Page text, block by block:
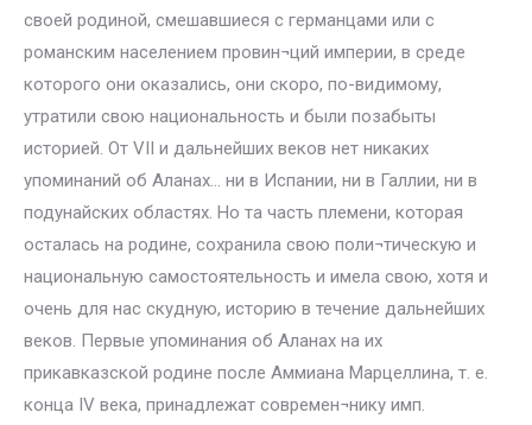
своей родиной, смешавшиеся с германцами или с
романским населением провин¬ций империи, в среде
которого они оказались, они скоро, по-видимому,
утратили свою национальность и были позабыты
историей. От VII и дальнейших веков нет никаких
упоминаний об Аланах… ни в Испании, ни в Галлии, ни в
подунайских областях. Но та часть племени, которая
осталась на родине, сохранила свою поли¬тическую и
национальную самостоятельность и имела свою, хотя и
очень для нас скудную, историю в течение дальнейших
веков. Первые упоминания об Аланах на их
прикавказской родине после Аммиана Марцеллина, т. е.
конца IV века, принадлежат современ¬нику имп.